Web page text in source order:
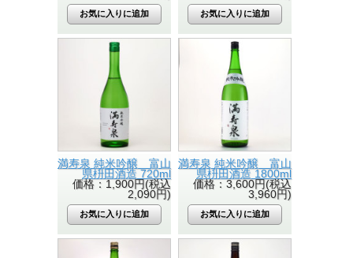
満寿泉 純米吟醸 富山
県枡田酒造 720ml
価格：1,900円(税込
2,090円)
満寿泉 純米吟醸 富山
県枡田酒造 1800ml
価格：3,600円(税込
3,960円)